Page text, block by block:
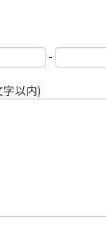
-
以内)